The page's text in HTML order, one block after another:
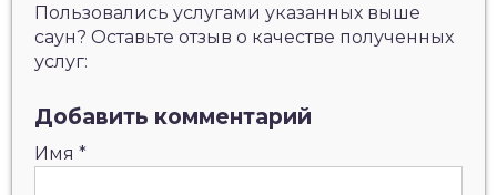
Пользовались услугами указанных выше
саун? Оставьте отзыв о качестве полученных
услуг:
Добавить комментарий
Имя *